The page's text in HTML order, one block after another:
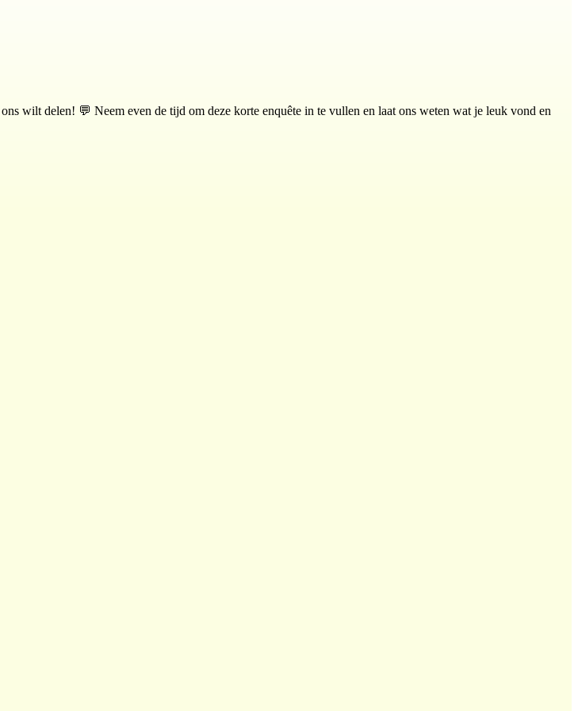
wilt delen! 💬 Neem even de tijd om deze korte enquête in te vullen en laat ons weten wat je leuk vond en